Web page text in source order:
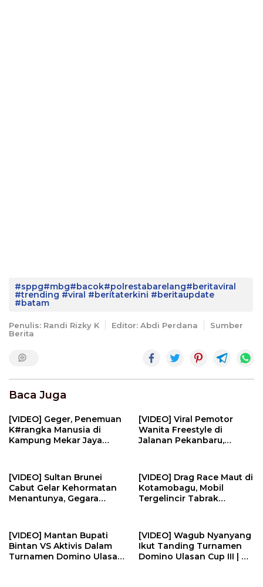
#sppg#mbg#bacok#polrestabarelang#beritaviral
#trending #viral #beritaterkini #beritaupdate
#batam
Penulis: Randi Rizky K Editor: Abdi Perdana
Sumber
Berita
Baca Juga
[VIDEO] Geger, Penemuan
K#rangka Manusia di
Kampung Mekar Jaya
[VIDEO] Viral Pemotor
Wanita Freestyle di
Jalanan Pekanbaru,
[VIDEO] Sultan Brunei
Cabut Gelar Kehormatan
Menantunya, Gegara
[VIDEO] Drag Race Maut di
Kotamobagu, Mobil
Tergelincir Tabrak
[VIDEO] Mantan Bupati
Bintan VS Aktivis Dalam
Turnamen Domino Ulasan
[VIDEO] Wagub Nyanyang
Ikut Tanding Turnamen
Domino Ulasan Cup III | U-